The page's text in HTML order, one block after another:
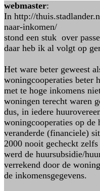
webmaster:
In http://
naar-inkomen/
stond een stuk over
daar heb ik al volgt op
Het ware beter geweest
woningcooperaties beter
met te hoge inkomens
woningen terecht waren
dus, in iedere
woningcooperaties op de
veranderde (financiele)
2000 nooit gecheckt
werd de huursubsidie/
verrekend door de
de inkomensgegevens.